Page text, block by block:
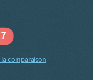
comparaison